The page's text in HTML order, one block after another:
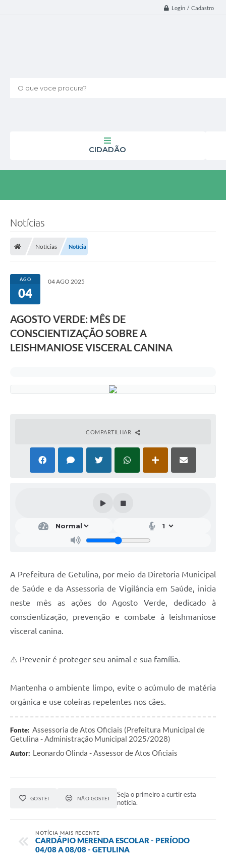
Login / Cadastro
O que voce procura?
CIDADÃO
Notícias
Notícias Notícia
AGO
04
04 AGO 2025
AGOSTO VERDE: MÊS DE
CONSCIENTIZAÇÃO SOBRE A
LEISHMANIOSE VISCERAL CANINA
COMPARTILHAR
A Prefeitura de Getulina, por meio da Diretoria Municipal
de Saúde e da Assessoria de Vigilância em Saúde, inicia
neste mês as ações do Agosto Verde, dedicado à
conscientização, prevenção e combate à leishmaniose
visceral canina.
⚠️ Prevenir é proteger seu animal e sua família.
Mantenha o ambiente limpo, evite o acúmulo de matéria
orgânica e use coleiras repelentes nos cães.
Fonte: Assessoria de Atos Oficiais (Prefeitura Municipal de
Getulina - Administração Municipal 2025/2028)
Autor: Leonardo Olinda - Assessor de Atos Oficiais
GOSTEI NÃO GOSTEI
Seja o primeiro a curtir esta
notícia.
NOTÍCIA MAIS RECENTE
CARDÁPIO MERENDA ESCOLAR - PERÍODO
04/08 A 08/08 - GETULINA